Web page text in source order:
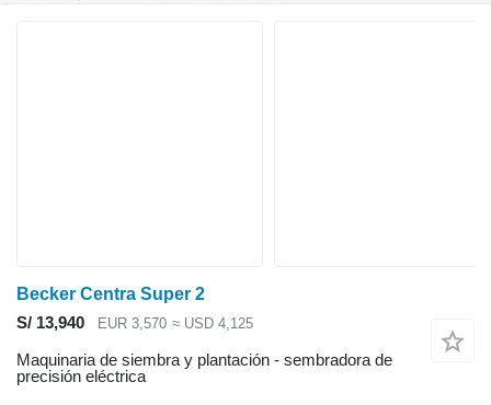
Becker Centra Super 2
S/ 13,940
EUR 3,570 ≈ USD 4,125
Maquinaria de siembra y plantación - sembradora de
precisión eléctrica